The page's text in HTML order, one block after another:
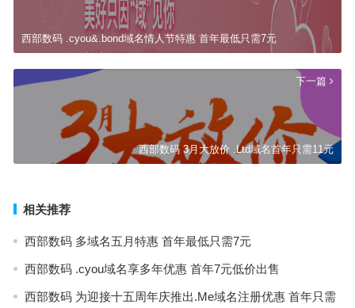
西部数码 .cyou&.bond域名情人节特惠 首年最低只需7元
下一篇
西部数码 3月大放价 .Ltd域名首年只需11元
相关推荐
西部数码 多域名五月特惠 首年最低只需7元
西部数码 .cyou域名享多年优惠 首年7元低价出售
西部数码 为迎接十五周年庆推出.Me域名注册优惠 首年只需